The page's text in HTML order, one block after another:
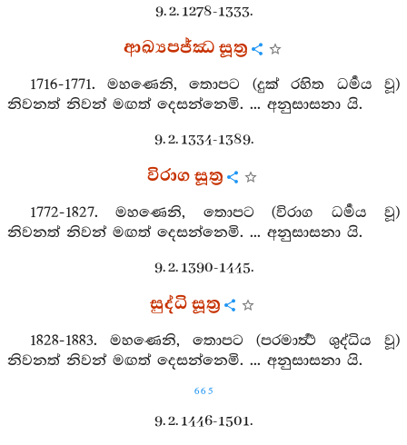
9. 2. 1278-1333.
ආඛ්‍යපජ්ඣ සූත්‍ර
1716-1771. මහණෙනි, තොපට (දුක් රහිත ධර්‍මය වූ)
නිවනත් නිවන් මඟත් දෙසන්නෙමි. ... අනුසාසනා යි.
9. 2. 1334-1389.
විරාග සූත්‍ර
1772-1827. මහණෙනි, තොපට (විරාග ධර්‍මය වූ)
නිවනත් නිවන් මඟත් දෙසන්නෙමි. ... අනුසාසනා යි.
9. 2. 1390-1445.
සුද්ධි සූත්‍ර
1828-1883. මහණෙනි, තොපට (පරමාර්‍ත්‍ථ ශුද්ධිය වූ)
නිවනත් නිවන් මඟත් දෙසන්නෙමි. ... අනුසාසනා යි.
665
9. 2. 1446-1501.